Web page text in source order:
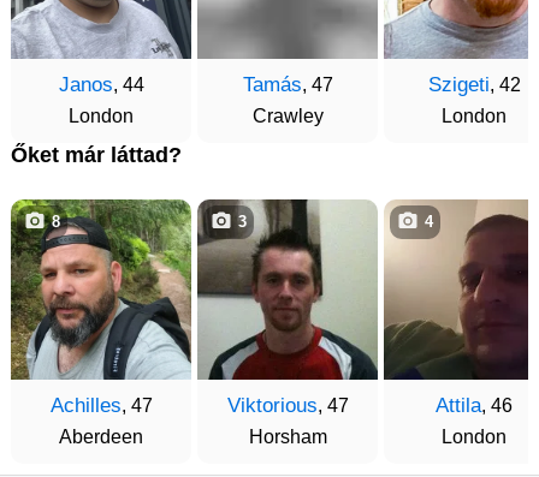
Janos, 44
London
Tamás, 47
Crawley
Szigeti, 42
London
Őket már láttad?
Achilles, 47
Aberdeen
8
Viktorious, 47
Horsham
3
Attila, 46
London
4